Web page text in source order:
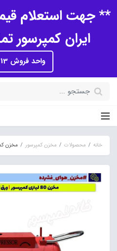
** جهت استعلام
ایران کمپرسور
واحد فروش 55905213-021
خانه محصولات مخزن کمپرسور مخزن